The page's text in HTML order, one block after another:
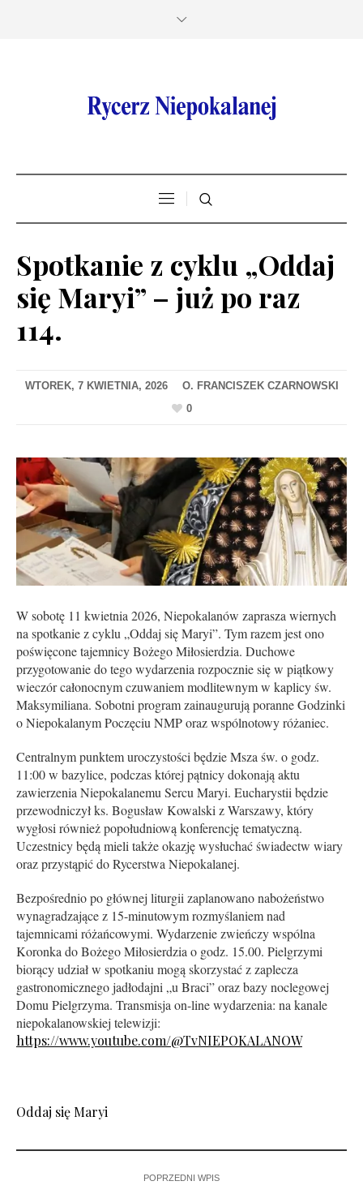
Spotkanie z cyklu „Oddaj
się Maryi” – już po raz
114.
WTOREK, 7 KWIETNIA, 2026
0
W sobotę 11 kwietnia 2026, Niepokalanów zaprasza wiernych
na spotkanie z cyklu „Oddaj się Maryi”. Tym razem jest ono
poświęcone tajemnicy Bożego Miłosierdzia. Duchowe
przygotowanie do tego wydarzenia rozpocznie się w piątkowy
wieczór całonocnym czuwaniem modlitewnym w kaplicy św.
Maksymiliana. Sobotni program zainaugurują poranne Godzinki
o Niepokalanym Poczęciu NMP oraz wspólnotowy różaniec.
Centralnym punktem uroczystości będzie Msza św. o godz.
11:00 w bazylice, podczas której pątnicy dokonają aktu
zawierzenia Niepokalanemu Sercu Maryi. Eucharystii będzie
przewodniczył ks. Bogusław Kowalski z Warszawy, który
wygłosi również popołudniową konferencję tematyczną.
Uczestnicy będą mieli także okazję wysłuchać świadectw wiary
oraz przystąpić do Rycerstwa Niepokalanej.
Bezpośrednio po głównej liturgii zaplanowano nabożeństwo
wynagradzające z 15-minutowym rozmyślaniem nad
tajemnicami różańcowymi. Wydarzenie zwieńczy wspólna
Koronka do Bożego Miłosierdzia o godz. 15.00. Pielgrzymi
biorący udział w spotkaniu mogą skorzystać z zaplecza
gastronomicznego jadłodajni „u Braci” oraz bazy noclegowej
Domu Pielgrzyma. Transmisja on-line wydarzenia: na kanale
niepokalanowskiej telewizji:
https://www.youtube.com/@TvNIEPOKALANOW
Oddaj się Maryi
POPRZEDNI WPIS